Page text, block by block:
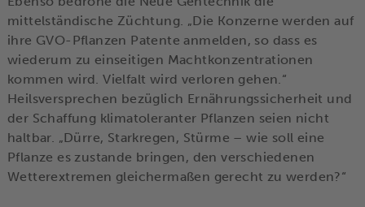
mittelständische Züchtung. „Die Konzerne werden auf
ihre GVO-Pflanzen Patente anmelden, so dass es
wiederum zu einseitigen Machtkonzentrationen
kommen wird. Vielfalt wird verloren gehen.“
Heilsversprechen bezüglich Ernährungssicherheit und
der Schaffung klimatoleranter Pflanzen seien nicht
haltbar. „Dürre, Starkregen, Stürme – wie soll eine
Pflanze es zustande bringen, den verschiedenen
Wetterextremen gleichermaßen gerecht zu werden?“